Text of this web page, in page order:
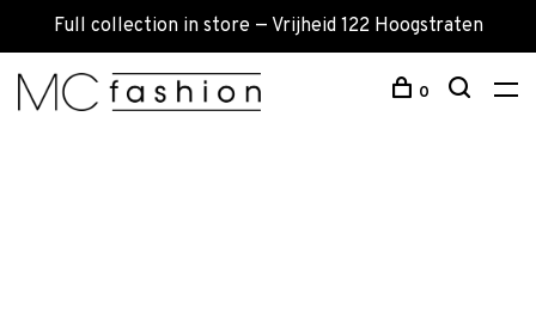
Full collection in store — Vrijheid 122 Hoogstraten
0